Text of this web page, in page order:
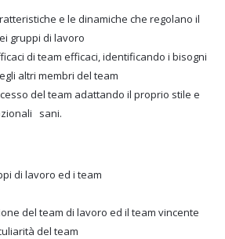
e le dinamiche che regolano il
gruppi di lavoro
di team efficaci, identificando i bisogni
altri membri del team
del team adattando il proprio stile e
sani.
di lavoro ed i team
del team di lavoro ed il team vincente
del team